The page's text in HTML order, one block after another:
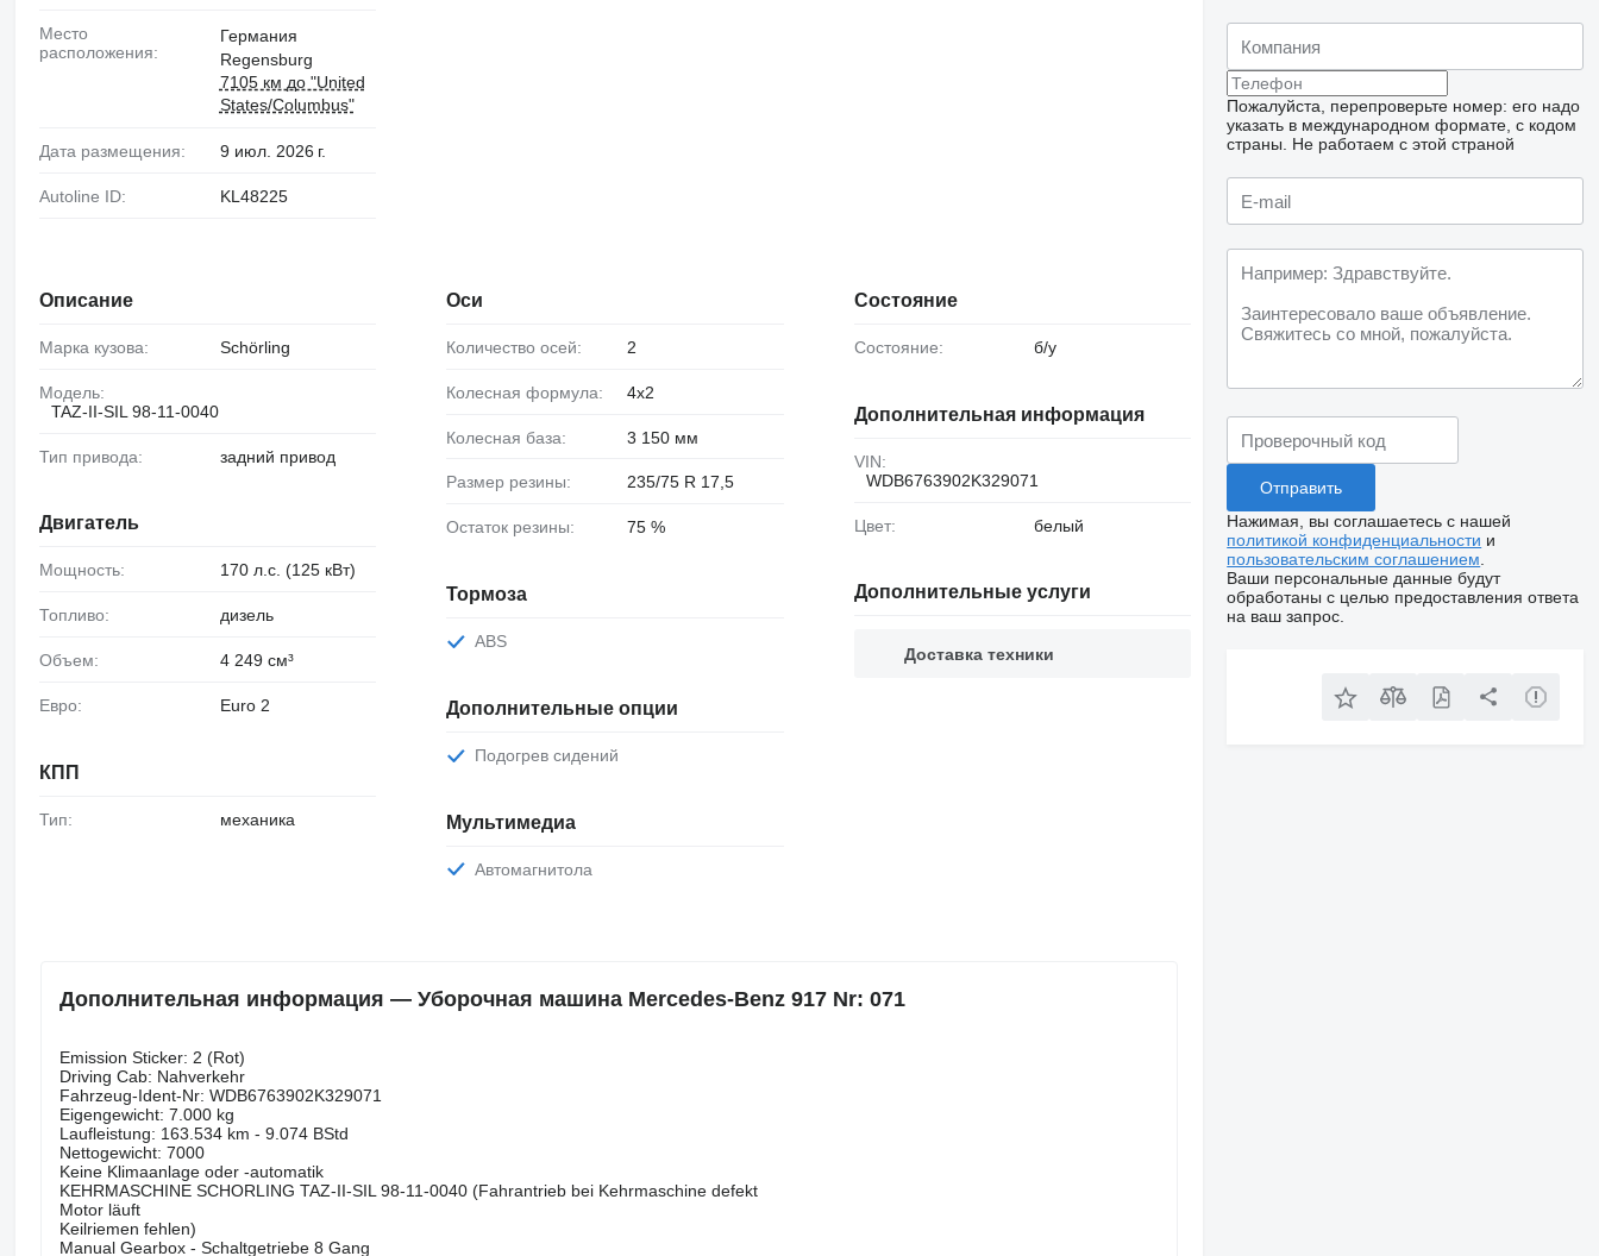
Место
расположения:
Германия
Regensburg
7105 км до "United
States/Columbus"
Дата размещения: 9 июл. 2026 г.
Autoline ID: KL48225
Описание
Марка кузова: Schörling
Модель:
TAZ-II-SIL 98-11-0040
Тип привода: задний привод
Двигатель
Мощность: 170 л.с. (125 кВт)
Топливо: дизель
Объем: 4 249 см³
Евро: Euro 2
КПП
Тип: механика
Оси
Количество осей: 2
Колесная формула: 4x2
Колесная база: 3 150 мм
Размер резины: 235/75 R 17,5
Остаток резины: 75 %
Тормоза
ABS
Дополнительные опции
Подогрев сидений
Мультимедиа
Автомагнитола
Состояние
Состояние: б/у
Дополнительная информация
VIN:
WDB6763902K329071
Цвет: белый
Дополнительные услуги
Доставка техники
Дополнительная информация — Уборочная машина Mercedes-Benz 917 Nr: 071
Emission Sticker: 2 (Rot)
Driving Cab: Nahverkehr
Fahrzeug-Ident-Nr: WDB6763902K329071
Eigengewicht: 7.000 kg
Laufleistung: 163.534 km - 9.074 BStd
Nettogewicht: 7000
Keine Klimaanlage oder -automatik
KEHRMASCHINE SCHORLING TAZ-II-SIL 98-11-0040 (Fahrantrieb bei Kehrmaschine defekt
Motor läuft
Keilriemen fehlen)
Manual Gearbox - Schaltgetriebe 8 Gang
Пожалуйста, перепроверьте номер: его надо
указать в международном формате, с кодом
страны.
Не работаем с этой страной
Нажимая, вы соглашаетесь с нашей
политикой конфиденциальности и
пользовательским соглашением
Ваши персональные данные будут
обработаны с целью предоставления ответа
на ваш запрос.